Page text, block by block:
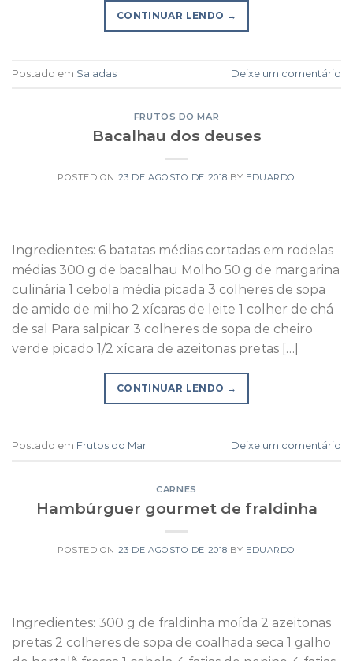
CONTINUAR LENDO →
Postado em Saladas Deixe um comentário
FRUTOS DO MAR
Bacalhau dos deuses
POSTED ON 23 DE AGOSTO DE 2018 BY EDUARDO
Ingredientes: 6 batatas médias cortadas em rodelas
médias 300 g de bacalhau Molho 50 g de margarina
culinária 1 cebola média picada 3 colheres de sopa
de amido de milho 2 xícaras de leite 1 colher de chá
de sal Para salpicar 3 colheres de sopa de cheiro
verde picado 1/2 xícara de azeitonas pretas […]
CONTINUAR LENDO →
Postado em Frutos do Mar Deixe um comentário
CARNES
Hambúrguer gourmet de fraldinha
POSTED ON 23 DE AGOSTO DE 2018 BY EDUARDO
Ingredientes: 300 g de fraldinha moída 2 azeitonas
pretas 2 colheres de sopa de coalhada seca 1 galho